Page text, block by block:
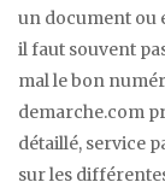
un document ou
il faut souvent
mal le bon
demarche.com
détaillé, service
sur les